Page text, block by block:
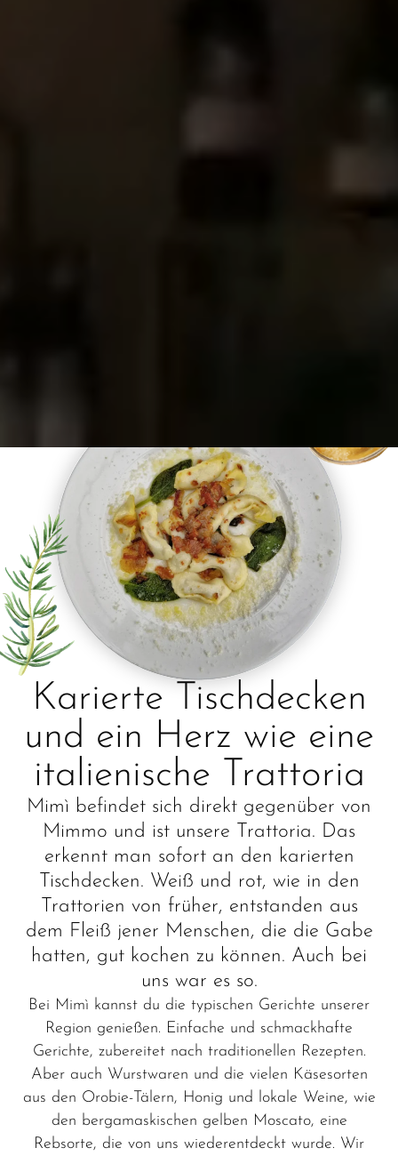
Karierte Tischdecken
und ein Herz wie eine
italienische Trattoria
Mimì befindet sich direkt gegenüber von
Mimmo und ist unsere Trattoria. Das
erkennt man sofort an den karierten
Tischdecken. Weiß und rot, wie in den
Trattorien von früher, entstanden aus
dem Fleiß jener Menschen, die die Gabe
hatten, gut kochen zu können. Auch bei
uns war es so.
Bei Mimì kannst du die typischen Gerichte unserer
Region genießen. Einfache und schmackhafte
Gerichte, zubereitet nach traditionellen Rezepten.
Aber auch Wurstwaren und die vielen Käsesorten
aus den Orobie-Tälern, Honig und lokale Weine, wie
den bergamaskischen gelben Moscato, eine
Rebsorte, die von uns wiederentdeckt wurde. Wir